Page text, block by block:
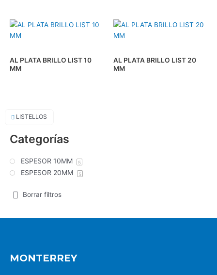
LISTELLOS
Categorías
ESPESOR 10MM 5
ESPESOR 20MM 5
Borrar filtros
AL PLATA BRILLO LIST 10
MM
AL PLATA BRILLO LIST 20
MM
MONTERREY